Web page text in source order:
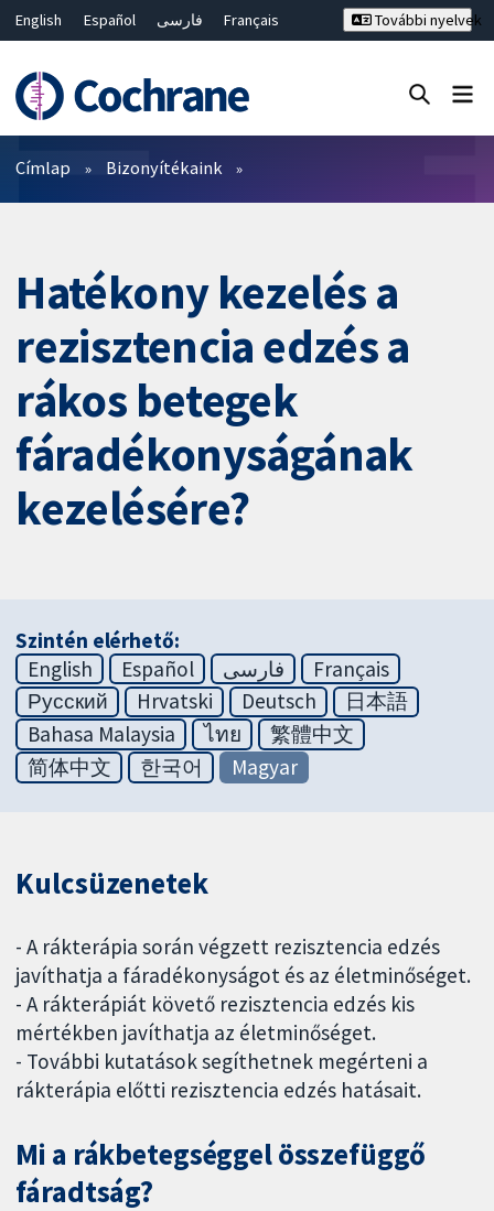
English Español فارسی
Français
Bahasa Malaysia
ไทย
繁體中文
简体中文
További nyelvek
Szűrők
Címlap Bizonyítékaink
Hatékony kezelés a
rezisztencia edzés a
rákos betegek
fáradékonyságának
kezelésére?
Szintén elérhető:
English
Español فارسی
Français
Русский
Hrvatski Deutsch
日本語
Bahasa Malaysia
ไทย
繁體中文
简体中文
한국어 Magyar
Kulcsüzenetek
- A rákterápia során végzett rezisztencia edzés
javíthatja a fáradékonyságot és az életminőséget.
- A rákterápiát követő rezisztencia edzés kis
mértékben javíthatja az életminőséget.
- További kutatások segíthetnek megérteni a
rákterápia előtti rezisztencia edzés hatásait.
Mi a rákbetegséggel összefüggő
fáradtság?